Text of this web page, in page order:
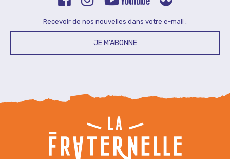
Recevoir de nos nouvelles dans votre e-mail :
JE M'ABONNE